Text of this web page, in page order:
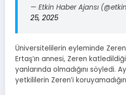
— Etkin Haber Ajansı
25, 2025
Üniversitelilerin eyleminde Zeren
Ertaş’ın annesi, Zeren
yanlarında olmadığını söyledi.
yetkililerin Zeren’i